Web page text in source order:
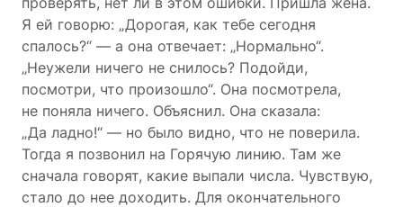
Я ей говорю: „Дорогая, как тебе сегодня
спалось?“ — а она отвечает: „Нормально“.
„Неужели ничего не снилось? Подойди,
посмотри, что произошло“. Она посмотрела,
не поняла ничего. Объяснил. Она сказала:
„Да ладно!“ — но было видно, что не поверила.
Тогда я позвонил на Горячую линию. Там же
сначала говорят, какие выпали числа. Чувствую,
стало до нее доходить. Для окончательного